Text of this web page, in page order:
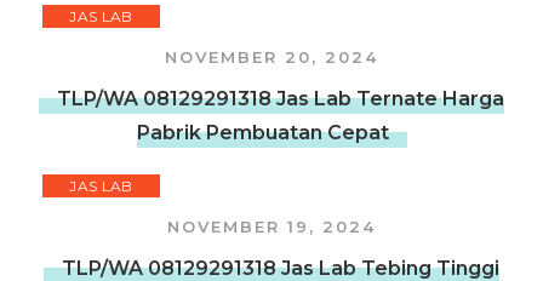
JAS LAB
NOVEMBER 20, 2024
TLP/WA 08129291318 Jas Lab Ternate Harga
Pabrik Pembuatan Cepat
JAS LAB
NOVEMBER 19, 2024
TLP/WA 08129291318 Jas Lab Tebing Tinggi